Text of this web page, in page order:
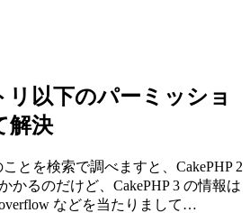
以下のパーミッショ
解決
とを検索で調べますと、CakePHP 2
かるのだけど、CakePHP 3 の情報は
などを当たりまして…